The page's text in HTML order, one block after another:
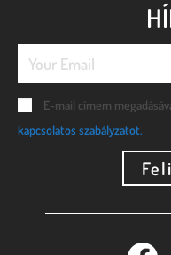
E-mail címem
kapcsolatos szabályzatot.